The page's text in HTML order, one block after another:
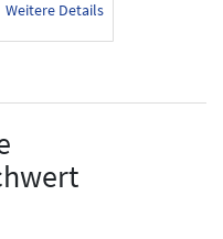
Weitere Details